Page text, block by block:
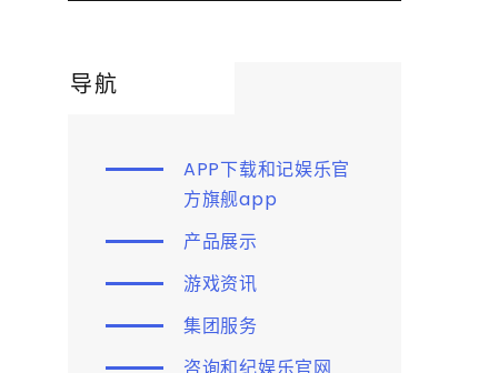
导航
APP下载和记娱乐官
方旗舰app
产品展示
游戏资讯
集团服务
咨询和纪娱乐官网